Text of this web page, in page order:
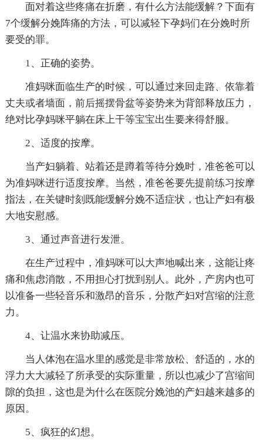
面对着这些疼痛在折磨，有什么方法能缓解？下面有
7个缓解分娩阵痛的方法，可以减轻下孕妈们在分娩时所
要受的罪。
1、正确的姿势。
准妈咪面临生产的时候，可以通过来回走路、依靠着
丈夫或者墙面，前后摇摆骨盆等姿势来为背部释放压力，
绝对比孕妈咪平躺在床上干等宝宝出生要来得舒服。
2、适度的按摩。
当产妇躺着、站着还是蹲着等待分娩时，准爸爸可以
为准妈咪进行适度按摩。当然，准爸爸要先提前练习按摩
指法，在关键时刻既能缓解分娩不适症状，也让产妇有极
大地安慰感。
3、通过声音进行发泄。
在生产过程中，准妈咪可以大声地喊出来，这能让疼
痛和焦虑消散，不用担心打扰到别人。此外，产房内也可
以准备一些轻音乐和激昂的音乐，分散产妇对宫缩的注意
力。
4、让温水来协助减压。
当人体泡在温水里的感觉是非常放松、舒适的，水的
浮力大大减轻了所承受的实际重量，所以也减少了宫缩间
隙的负担，这也是为什么在医院分娩池的产妇越来越多的
原因。
5、疯狂的幻想。